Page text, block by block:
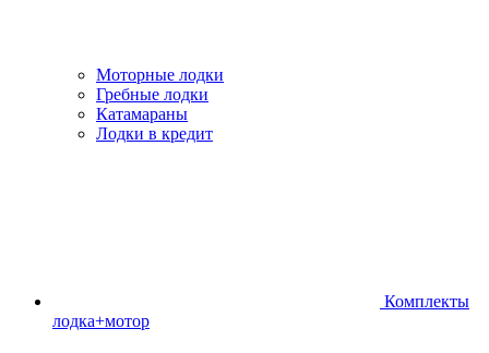
Моторные лодки
Гребные лодки
Катамараны
Лодки в кредит
Комплекты
лодка+мотор